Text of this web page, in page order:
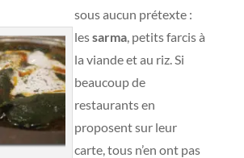
sous aucun prétexte :
lessarma, petits farcis à
la viande et au riz. Si
beaucoup de
restaurants en
proposent sur leur
carte, tous n’en ont pas